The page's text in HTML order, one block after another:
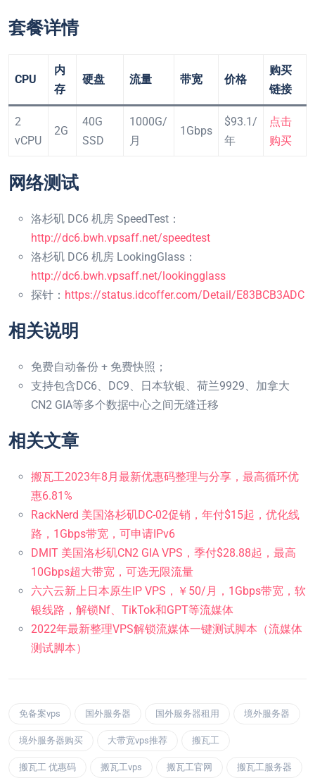
套餐详情
CPU
内
存
硬盘 流量 带宽 价格
购买
链接
2
vCPU
2G
40G
SSD
1000G/
月
1Gbps
$93.1/
年
点击
购买
网络测试
洛杉矶 DC6 机房 SpeedTest：
http://dc6.bwh.vpsaff.net/speedtest
洛杉矶 DC6 机房 LookingGlass：
http://dc6.bwh.vpsaff.net/lookingglass
探针： https://status.idcoffer.com/Detail/E83BCB3ADC
相关说明
免费自动备份 + 免费快照；
支持包含DC6、DC9、日本软银、荷兰9929、加拿大
CN2 GIA等多个数据中心之间无缝迁移
相关文章
搬瓦工2023年8月最新优惠码整理与分享，最高循环优
惠6.81%
RackNerd 美国洛杉矶DC-02促销，年付$15起，优化线
路，1Gbps带宽，可申请IPv6
DMIT 美国洛杉矶CN2 GIA VPS，季付$28.88起，最高
10Gbps超大带宽，可选无限流量
六六云新上日本原生IP VPS，￥50/月，1Gbps带宽，软
银线路，解锁Nf、TikTok和GPT等流媒体
2022年最新整理VPS解锁流媒体一键测试脚本（流媒体
测试脚本）
免备案vps 国外服务器 国外服务器租用 境外服务器
境外服务器购买 大带宽vps推荐 搬瓦工
搬瓦工 优惠码 搬瓦工vps 搬瓦工官网 搬瓦工服务器